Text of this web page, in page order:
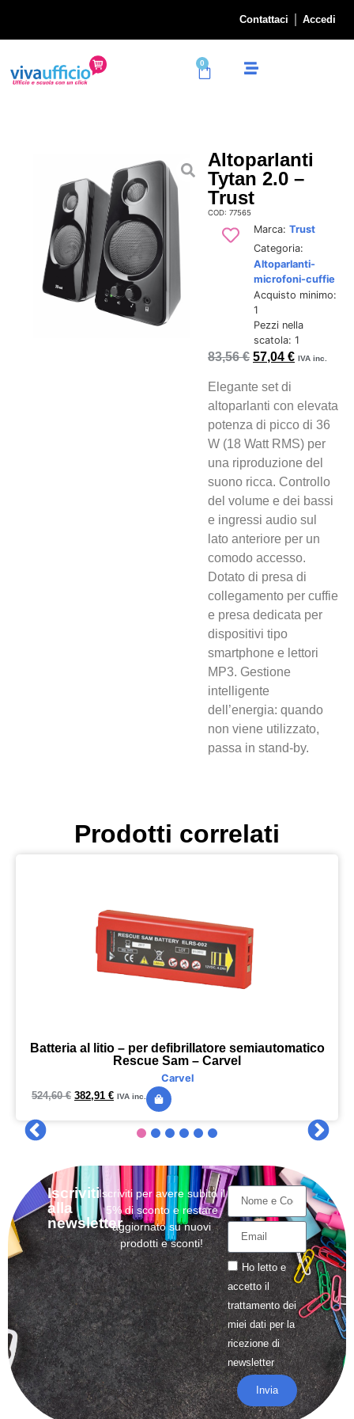
Contattaci Accedi
0
Altoparlanti
Tytan 2.0 –
Trust
COD: 77565
Marca: Trust
Categoria:
Altoparlanti-
microfoni-cuffie
Acquisto minimo:
1
Pezzi nella
scatola: 1
83,56€ 57,04€ IVA inc.
Elegante set di
altoparlanti con elevata
potenza di picco di 36
W (18 Watt RMS) per
una riproduzione del
suono ricca. Controllo
del volume e dei bassi
e ingressi audio sul
lato anteriore per un
comodo accesso.
Dotato di presa di
collegamento per cuffie
e presa dedicata per
dispositivi tipo
smartphone e lettori
MP3. Gestione
intelligente
dell’energia: quando
non viene utilizzato,
passa in stand-by.
Prodotti correlati
Batteria al litio – per defibrillatore semiautomatico
Rescue Sam – Carvel
Carvel
524,60€ 382,91 € IVA inc.
Iscriviti
alla
newsletter
Iscriviti per avere subito il
5% di sconto e restare
aggiornato su nuovi
prodotti e sconti!
Ho letto e
accetto il
trattamentodei
miei dati per la
ricezione di
newsletter
Invia